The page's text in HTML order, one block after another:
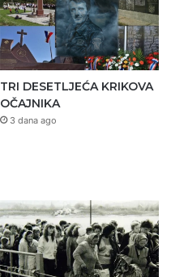
TRI DESETLJEĆA KRIKOVA
OČAJNIKA
3 dana ago